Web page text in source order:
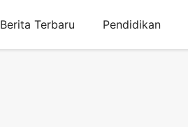
Berita Terbaru Pendidikan